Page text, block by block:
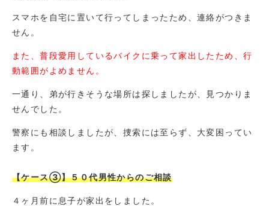
スマホを自宅に置いて行ってしまったため、連絡がつきま
せん。
また、普段愛用しているバイクに乗って家出したため、行
動範囲がよめません。
一通り、弟が行きそうな場所は探しましたが、見つかりま
せんでした。
警察にも相談しましたが、捜索には至らず、大変困ってい
ます。
【ケース③】５０代男性からのご相談
４ヶ月前に息子が家出をしました。